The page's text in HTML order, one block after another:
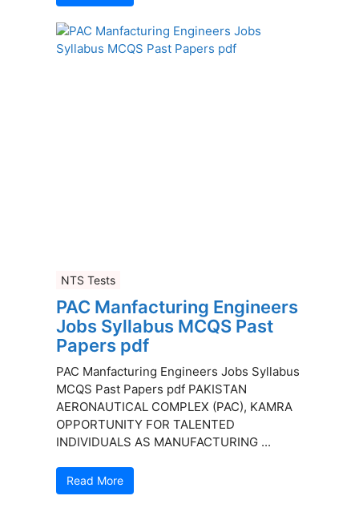
NTS Tests
PAC Manfacturing Engineers
Jobs Syllabus MCQS Past
Papers pdf
PAC Manfacturing Engineers Jobs Syllabus
MCQS Past Papers pdf PAKISTAN
AERONAUTICAL COMPLEX (PAC), KAMRA
OPPORTUNITY FOR TALENTED
INDIVIDUALS AS MANUFACTURING ...
Read More